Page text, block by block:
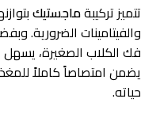
تتميز تركيبةماجستيك
والفيتامينات الضرورية.
فك الكلاب الصغيرة،
يضمن امتصاصاً كاملاً
حياته.